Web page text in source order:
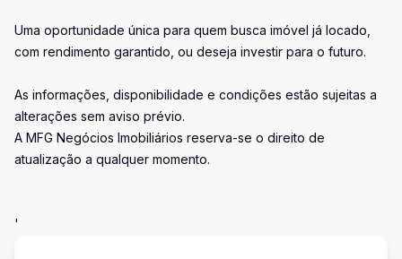
Uma oportunidade única para quem busca imóvel já locado,
com rendimento garantido, ou deseja investir para o futuro.
As informações, disponibilidade e condições estão sujeitas a
alterações sem aviso prévio.
A MFG Negócios Imobiliários reserva-se o direito de
atualização a qualquer momento.
'